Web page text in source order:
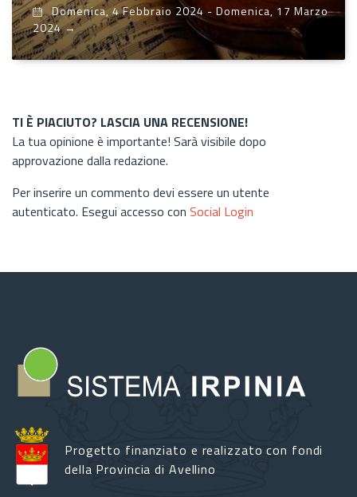
Domenica, 4 Febbraio 2024- Domenica, 17 Marzo
2024→
TI È PIACIUTO? LASCIA UNA RECENSIONE!
La tua opinione è importante! Sarà visibile dopo
approvazione dalla redazione.
Per inserire un commento devi essere un utente
autenticato. Esegui accesso con Social Login
Progetto finanziato e realizzato con fondi
della Provincia di Avellino